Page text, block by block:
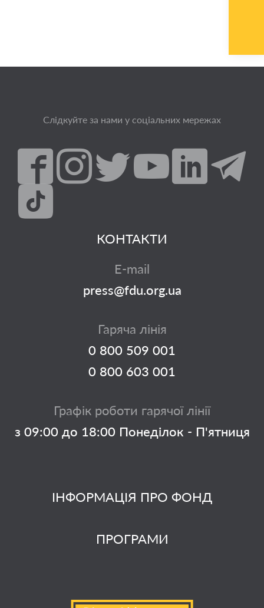
Слідкуйте за нами у соціальних мережах
ІНФОРМАЦІЯ ПРО ФОНД
ПРОГРАМИ
КОНТАКТИ
E-mail
press@fdu.org.ua
Гаряча лінія
0 800 509 001
0 800 603 001
Графік роботи гарячої лінії
з 09:00 до 18:00 Понеділок - П'ятниця